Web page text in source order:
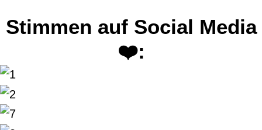
Stimmen auf Social Media
❤️: